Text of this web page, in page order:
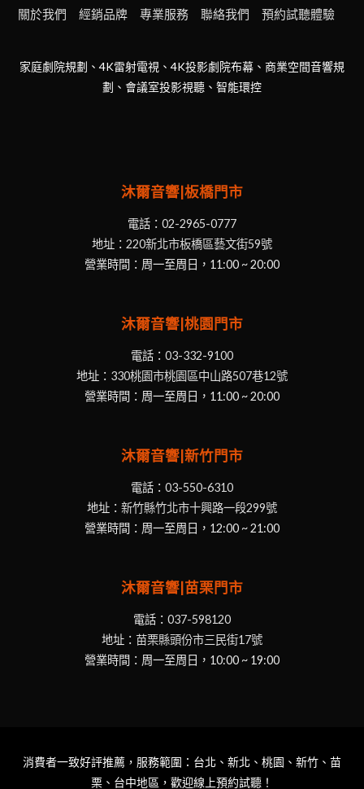
關於我們 經銷品牌 專業服務 聯絡我們 預約試聽體驗
家庭劇院規劃、4K雷射電視、4K投影劇院布幕、商業空間音響規
劃、會議室投影視聽、智能環控
沐爾音響|板橋門市
電話： 02-2965-0777
地址： 220新北市板橋區藝文街59號
營業時間：周一至周日，11:00 ~ 20:00
沐爾音響|桃園門市
電話： 03-332-9100
地址： 330桃園市桃園區中山路507巷12號
營業時間：周一至周日，11:00 ~ 20:00
沐爾音響|新竹門市
電話： 03-550-6310
地址： 新竹縣竹北市十興路一段299號
營業時間：周一至周日，12:00 ~ 21:00
沐爾音響|苗栗門市
電話： 037-598120
地址： 苗栗縣頭份市三民街17號
營業時間：周一至周日，10:00 ~ 19:00
消費者一致好評推薦，服務範圍：台北、新北、桃園、新竹、苗
栗、台中地區，歡迎線上預約試聽！